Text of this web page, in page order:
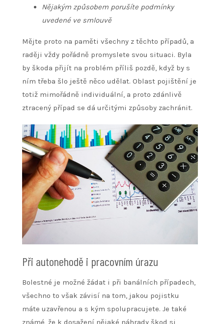
Nějakým způsobem porušíte podmínky
uvedené ve smlouvě
Mějte proto na paměti všechny z těchto případů, a
raději vždy pořádně promyslete svou situaci. Byla
by škoda přijít na problém příliš pozdě, když by s
ním třeba šlo ještě něco udělat. Oblast pojištění je
totiž mimořádně individuální, a proto zdánlivě
ztracený případ se dá určitými způsoby zachránit.
Při autonehodě i pracovním úrazu
Bolestné je možné žádat i při banálních případech,
všechno to však závisí na tom, jakou pojistku
máte uzavřenou a s kým spolupracujete. Je také
známé, že k dosažení nějaké náhrady škod si